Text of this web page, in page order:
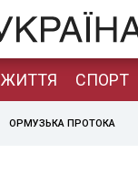
ЖИТТЯ СПОРТ
ОРМУЗЬКА ПРОТОКА